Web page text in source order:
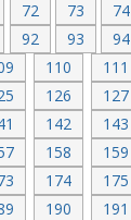
72 73 74
92 93 94
110 111
126 127
142 143
158 159
174 175
190 191